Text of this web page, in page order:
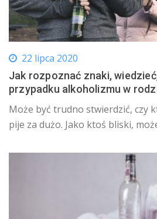
22 lipca 2020
Jak rozpoznać znaki,
przypadku alkoholizmu w
Może być trudno stwierdzić, czy
pije za dużo. Jako ktoś bliski,